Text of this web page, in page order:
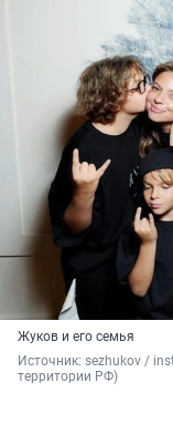
Жуков и его семья
Источник: sezhukov /
территории РФ)